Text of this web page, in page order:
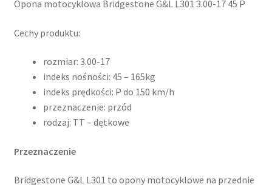
Opona motocyklowa Bridgestone G&L L301 3.00-17 45 P
Cechy produktu:
rozmiar: 3.00-17
indeks nośności: 45 – 165kg
indeks prędkości: P do 150 km/h
przeznaczenie: przód
rodzaj: TT – dętkowe
Przeznaczenie
Bridgestone G&L L301 to opony motocyklowe na przednie